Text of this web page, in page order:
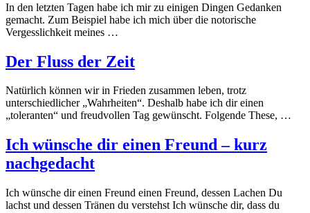
In den letzten Tagen habe ich mir zu einigen Dingen Gedanken
gemacht. Zum Beispiel habe ich mich über die notorische
Vergesslichkeit meines …
Der Fluss der Zeit
Natürlich können wir in Frieden zusammen leben, trotz
unterschiedlicher „Wahrheiten“. Deshalb habe ich dir einen
„toleranten“ und freudvollen Tag gewünscht. Folgende These, …
Ich wünsche dir einen Freund – kurz
nachgedacht
Ich wünsche dir einen Freund einen Freund, dessen Lachen Du
lachst und dessen Tränen du verstehst Ich wünsche dir, dass du